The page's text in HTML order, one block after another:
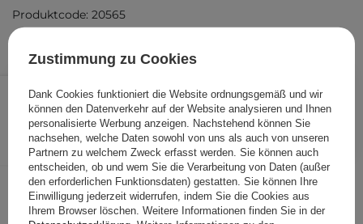
15,99 € / Stk.
IN DEN WARENKORB
Produktcode: 20565
Folgende Produkte wurden von
anderen Kunden geprüft
Zustimmung zu Cookies
Dank Cookies funktioniert die Website ordnungsgemäß und wir
können den Datenverkehr auf der Website analysieren und Ihnen
personalisierte Werbung anzeigen. Nachstehend können Sie
nachsehen, welche Daten sowohl von uns als auch von unseren
Partnern zu welchem Zweck erfasst werden. Sie können auch
entscheiden, ob und wem Sie die Verarbeitung von Daten (außer
den erforderlichen Funktionsdaten) gestatten. Sie können Ihre
Einwilligung jederzeit widerrufen, indem Sie die Cookies aus
Ihrem Browser löschen. Weitere Informationen finden Sie in der